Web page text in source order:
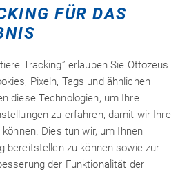
Kunststoff -Silikon speziell zum
aus
Terrassenüberdachungen,
Wintergärten. Haftet auch auf
FÜR DAS
Tracking” erlauben Sie Ottozeus
Pixeln, Tags und ähnlichen
diese Technologien, um Ihre
zu erfahren, damit wir Ihre
Dies tun wir, um Ihnen
bereitstellen zu können sowie zur
der Funktionalität der